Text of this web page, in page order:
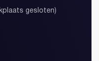
gesloten)